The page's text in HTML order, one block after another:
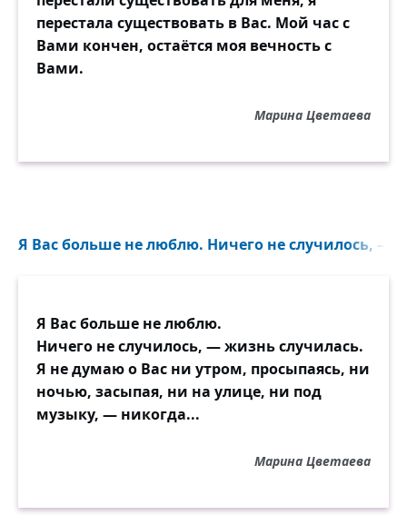
Жить приучил в самом огне,
Сам бросил — в степь заледенелую!
Вот, что ты, милый, сделал — мне.
Мой милый, что тебе — я сделала?
Всё ведаю — не прекословь!
Где отступается Любовь,
В срок яблоко спадает спелое…
перестала существовать в Вас. Мой час с
Вами кончен, остаётся моя вечность с
Вами.
Марина Цветаева
Я Вас больше не люблю. Ничего не случилось, —
Я Вас больше не люблю.
Ничего не случилось, — жизнь случилась.
Я не думаю о Вас ни утром, просыпаясь, ни
ночью, засыпая, ни на улице, ни под
музыку, — никогда...
Марина Цветаева